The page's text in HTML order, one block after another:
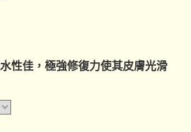
水性佳，極強修復力使其皮膚光滑